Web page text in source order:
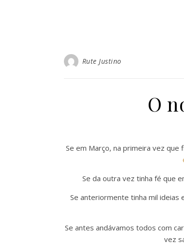
Rute Justino
O
Se em Março, na primeira vez
Se da outra vez tinha fé que
Se anteriormente tinha mil
Se antes andávamos todos com
vez